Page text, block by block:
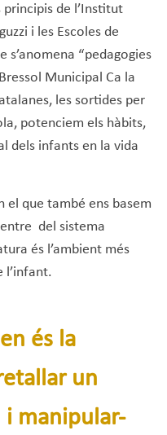
de l’Institut
i les Escoles de
s’anomena “pedagogies
Municipal Ca la
les sortides per
potenciem els hàbits,
dels infants en la vida
el que també ens basem
del sistema
és l’ambient més
l’infant.
és la
un
manipular-